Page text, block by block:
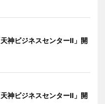
神ビジネスセンターII」開
神ビジネスセンターII」開